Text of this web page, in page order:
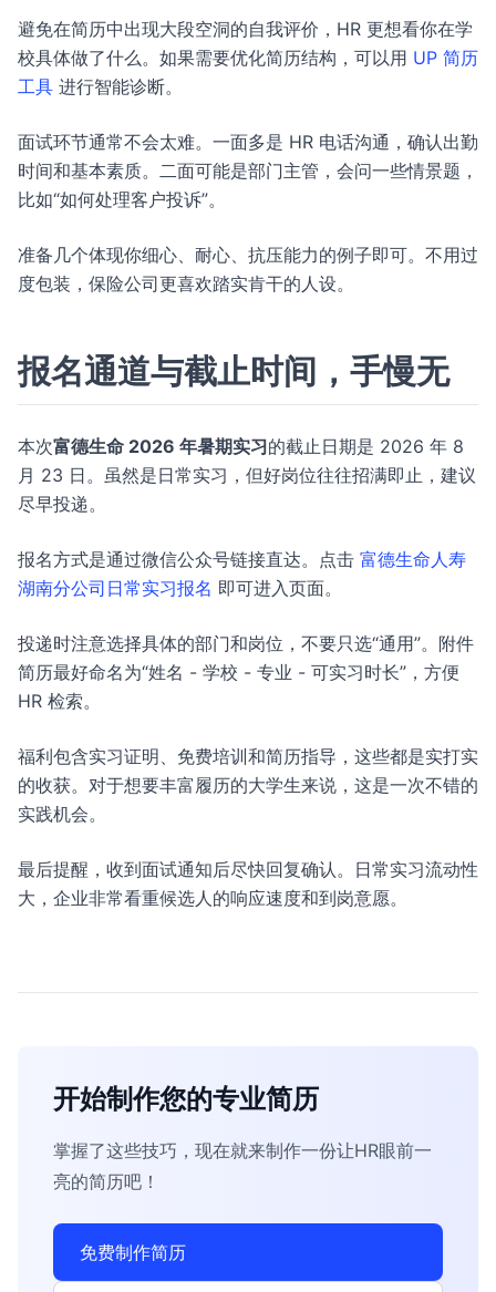
避免在简历中出现大段空洞的自我评价，HR 更想看你在学
校具体做了什么。如果需要优化简历结构，可以用 UP 简历
工具 进行智能诊断。
面试环节通常不会太难。一面多是 HR 电话沟通，确认出勤
时间和基本素质。二面可能是部门主管，会问一些情景题，
比如“如何处理客户投诉”。
准备几个体现你细心、耐心、抗压能力的例子即可。不用过
度包装，保险公司更喜欢踏实肯干的人设。
报名通道与截止时间，手慢无
本次富德生命 2026 年暑期实习的截止日期是 2026 年 8
月 23 日。虽然是日常实习，但好岗位往往招满即止，建议
尽早投递。
报名方式是通过微信公众号链接直达。点击 富德生命人寿
湖南分公司日常实习报名 即可进入页面。
投递时注意选择具体的部门和岗位，不要只选“通用”。附件
简历最好命名为“姓名 - 学校 - 专业 - 可实习时长”，方便
HR 检索。
福利包含实习证明、免费培训和简历指导，这些都是实打实
的收获。对于想要丰富履历的大学生来说，这是一次不错的
实践机会。
最后提醒，收到面试通知后尽快回复确认。日常实习流动性
大，企业非常看重候选人的响应速度和到岗意愿。
开始制作您的专业简历
掌握了这些技巧，现在就来制作一份让HR眼前一
亮的简历吧！
免费制作简历